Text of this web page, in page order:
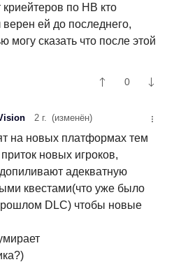
криейтеров по НВ кто
ей до последнего,
могу сказать что после этой
0
2 г. (изменён)
на новых платформах тем
новых игроков,
адекватную
квестами(что уже было
DLC) чтобы новые